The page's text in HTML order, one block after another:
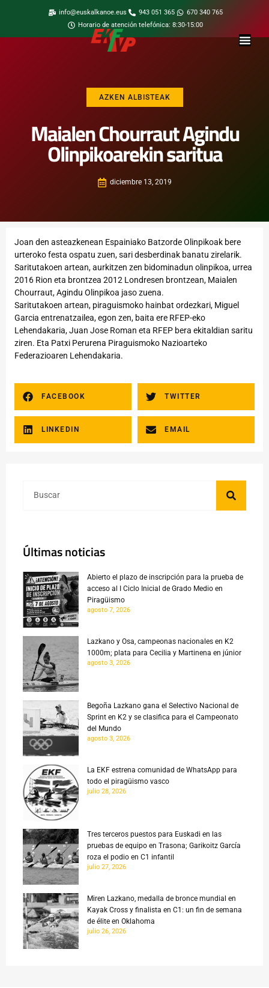
info@euskalkanoe.eus 943 051 365
670 340 765
Horario de atención telefónica: 8:30-15:00
AZKEN ALBISTEAK
Maialen Chourraut Agindu
Olinpikoarekin saritua
diciembre 13, 2019
Joan den asteazkenean Espainiako Batzorde Olinpikoak bere
urteroko festa ospatu zuen, sari desberdinak banatu zirelarik.
Saritutakoen artean, aurkitzen zen bidominadun olinpikoa, urrea
2016 Rion eta brontzea 2012 Londresen brontzean, Maialen
Chourraut, Agindu Olinpikoa jaso zuena.
Saritutakoen artean, piraguismoko hainbat ordezkari, Miguel
Garcia entrenatzailea, egon zen, baita ere RFEP-eko
Lehendakaria, Juan Jose Roman eta RFEP bera ekitaldian saritu
ziren. Eta Patxi Perurena Piraguismoko Nazioarteko
Federazioaren Lehendakaria.
FACEBOOK TWITTER
LINKEDIN EMAIL
Últimas noticias
Abierto el plazo de inscripción para la prueba de
acceso al I Ciclo Inicial de Grado Medio en
Piragüismo
agosto 7, 2026
Lazkano y Osa, campeonas nacionales en K2
1000m; plata para Cecilia y Martinena en júnior
agosto 3, 2026
Begoña Lazkano gana el Selectivo Nacional de
Sprint en K2 y se clasifica para el Campeonato
del Mundo
agosto 3, 2026
La EKF estrena comunidad de WhatsApp para
todo el piragüismo vasco
julio 28, 2026
Tres terceros puestos para Euskadi en las
pruebas de equipo en Trasona; Garikoitz García
roza el podio en C1 infantil
julio 27, 2026
Miren Lazkano, medalla de bronce mundial en
Kayak Cross y finalista en C1: un fin de semana
de élite en Oklahoma
julio 26, 2026